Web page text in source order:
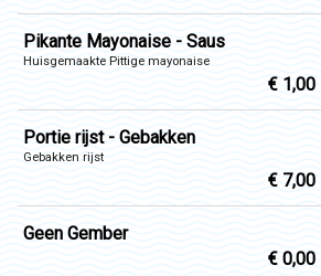
Pikante Mayonaise - Saus
Huisgemaakte Pittige mayonaise
€ 1,00
Portie rijst - Gebakken
Gebakken rijst
€ 7,00
Geen Gember
€ 0,00